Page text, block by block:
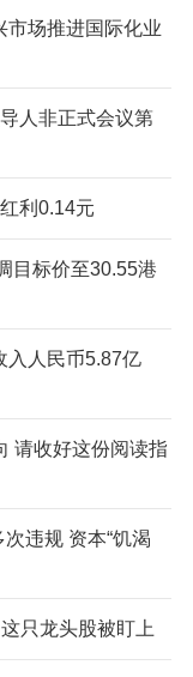
市场推进国际化业
人非正式会议第
利0.14元
目标价至30.55港
人民币5.87亿
请收好这份阅读指
违规 资本“饥渴
只龙头股被盯上